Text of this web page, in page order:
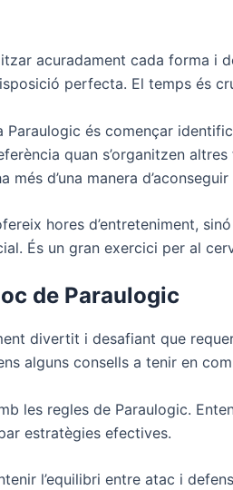
acuradament cada forma i
perfecta. El temps és
és començar
quan s’organitzen
d’una manera d’aconseguir
hores d’entreteniment,
És un gran exercici per al
de Paraulogic
divertit i desafiant que
alguns consells a tenir en
les regles de Paraulogic.
estratègies efectives.
l’equilibri entre atac i